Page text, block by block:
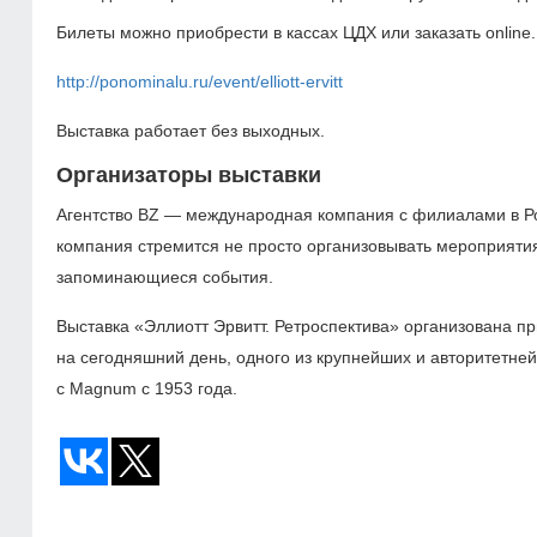
Билеты можно приобрести в кассах ЦДХ или заказать online.
http://ponominalu.ru/event/elliott-ervitt
Выставка работает без выходных.
Организаторы выставки
Агентство BZ — международная компания с филиалами в
компания стремится не просто организовывать
запоминающиеся события.
Выставка «Эллиотт Эрвитт. Ретроспектива» организована
на сегодняшний день, одного из крупнейших и
с Magnum с 1953 года.